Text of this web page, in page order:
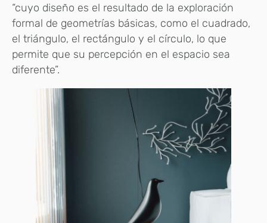
“cuyo diseño es el resultado de la exploración
formal de geometrías básicas, como el cuadrado,
el triángulo, el rectángulo y el círculo, lo que
permite que su percepción en el espacio sea
diferente”.